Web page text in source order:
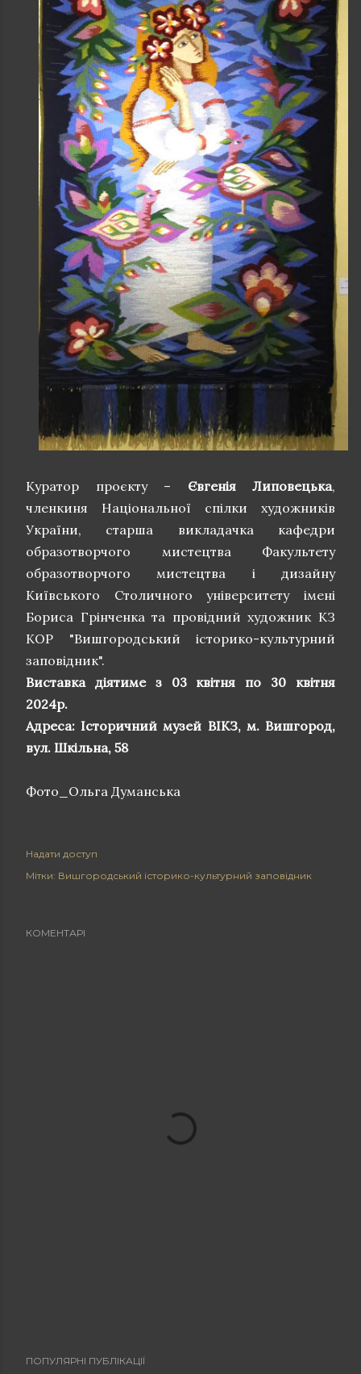
Куратор проєкту – Євгенія Липовецька,
членкиня Національної спілки художників
України, старша викладачка кафедри
образотворчого мистецтва Факультету
образотворчого мистецтва і дизайну
Київського Столичного університету імені
Бориса Грінченка та провідний художник КЗ
КОР "Вишгородський історико-культурний
заповідник".
Виставка діятиме з 03 квітня по 30 квітня
2024р.
Адреса: Історичний музей ВІКЗ, м. Вишгород,
вул. Шкільна, 58
Фото_Ольга Думанська
Надати доступ
Мітки: Вишгородський історико-культурний заповідник
КОМЕНТАРІ
ПОПУЛЯРНІ ПУБЛІКАЦІЇ